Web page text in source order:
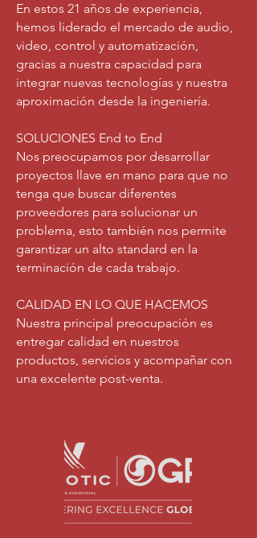
En estos 21 años de experiencia,
hemos liderado el mercado de audio,
video, control y automatización,
gracias a nuestra capacidad para
integrar nuevas tecnologías y nuestra
aproximación desde la ingeniería.
SOLUCIONES End to End
Nos preocupamos por desarrollar
proyectos llave en mano para que no
tenga que buscar diferentes
proveedores para solucionar un
problema, esto también nos permite
garantizar un alto standard en la
terminación de cada trabajo.
CALIDAD EN LO QUE HACEMOS
Nuestra principal preocupación es
entregar calidad en nuestros
productos, servicios y acompañar con
una excelente post-venta.